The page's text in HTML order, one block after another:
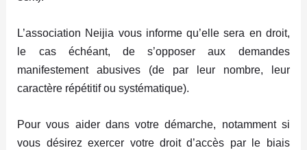
L’association Neijia vous informe qu’elle sera en droit,
le cas échéant, de s’opposer aux demandes
manifestement abusives (de par leur nombre, leur
caractère répétitif ou systématique).
Pour vous aider dans votre démarche, notamment si
vous désirez exercer votre droit d’accès par le biais